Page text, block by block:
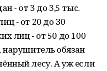
- от 3 до 3,5 тыс.
- от 20 до З0
лиц - от 50 до 100
обязан
лесу. А уж если